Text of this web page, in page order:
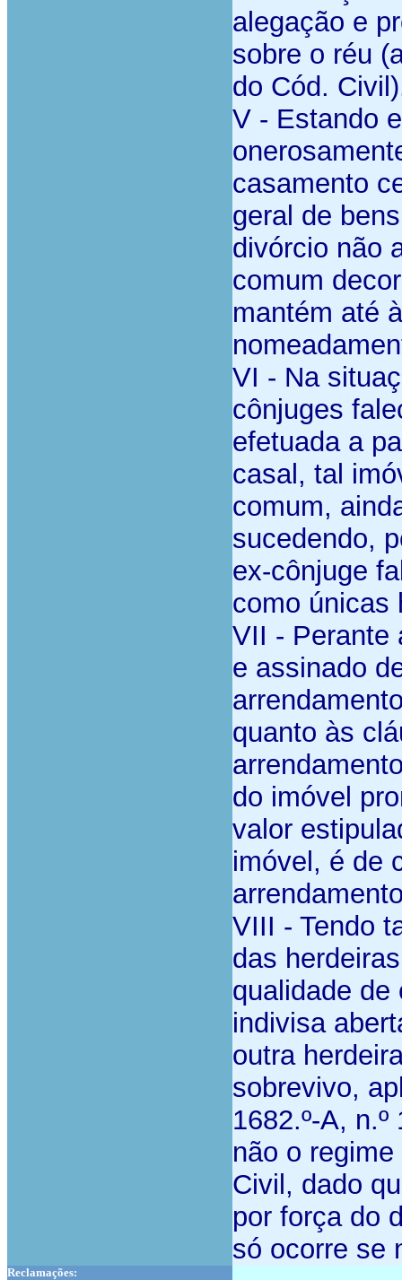
alegação e
sobre o réu
do Cód.
V - Estando
casamento
geral de
divórcio não
comum
mantém até
VI - Na
cônjuges
efetuada a
casal, tal
comum,
sucedendo,
ex-cônjuge
como únicas
VII - Perante
e assinado
quanto às
do imóvel
valor
imóvel, é de
VIII - Tendo
das
qualidade de
indivisa
outra
sobrevivo,
1682.º-A,
não o
Civil, dado
por força do
só ocorre se
Reclamações: